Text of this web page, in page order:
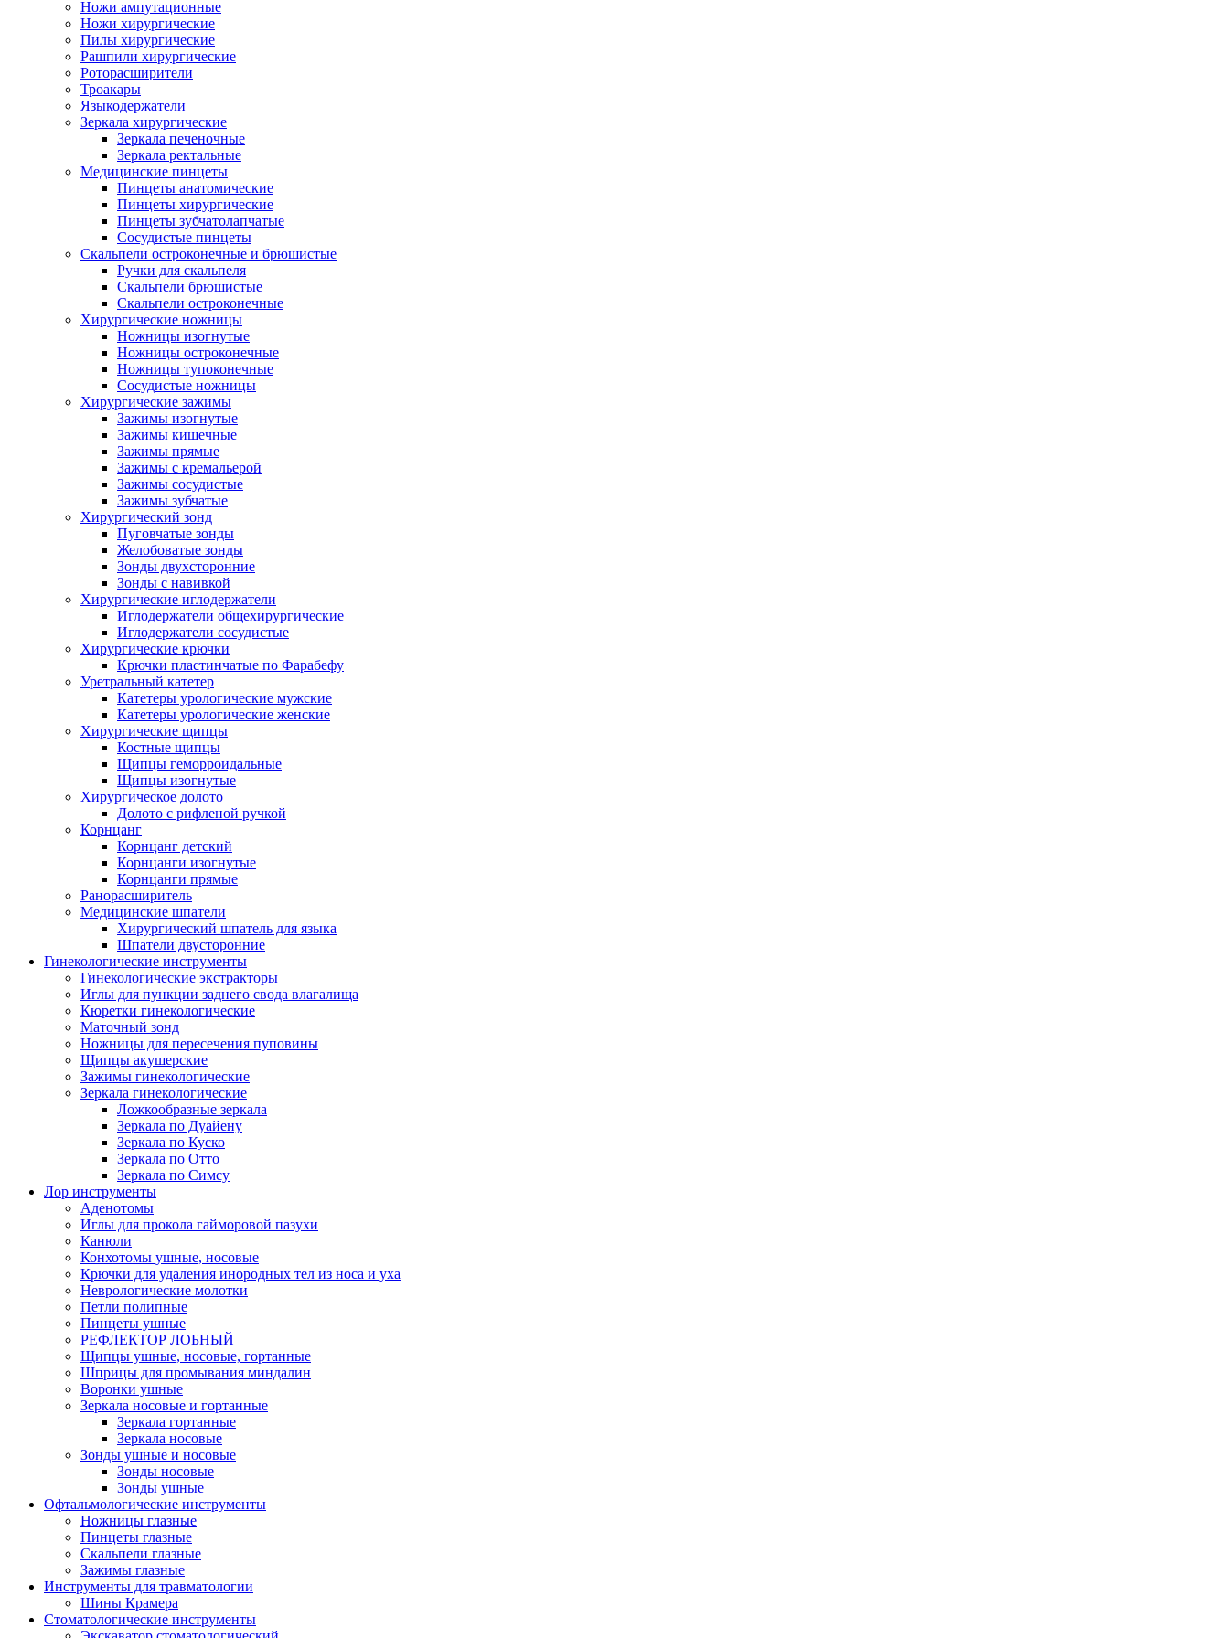
Ножи ампутационные
Ножи хирургические
Пилы хирургические
Рашпили хирургические
Роторасширители
Троакары
Языкодержатели
Зеркала хирургические
Зеркала печеночные
Зеркала ректальные
Медицинские пинцеты
Пинцеты анатомические
Пинцеты хирургические
Пинцеты зубчатолапчатые
Сосудистые пинцеты
Скальпели остроконечные и брюшистые
Ручки для скальпеля
Скальпели брюшистые
Скальпели остроконечные
Хирургические ножницы
Ножницы изогнутые
Ножницы остроконечные
Ножницы тупоконечные
Сосудистые ножницы
Хирургические зажимы
Зажимы изогнутые
Зажимы кишечные
Зажимы прямые
Зажимы с кремальерой
Зажимы сосудистые
Зажимы зубчатые
Хирургический зонд
Пуговчатые зонды
Желобоватые зонды
Зонды двухсторонние
Зонды с навивкой
Хирургические иглодержатели
Иглодержатели общехирургические
Иглодержатели сосудистые
Хирургические крючки
Крючки пластинчатые по Фарабефу
Уретральный катетер
Катетеры урологические мужские
Катетеры урологические женские
Хирургические щипцы
Костные щипцы
Щипцы геморроидальные
Щипцы изогнутые
Хирургическое долото
Долото с рифленой ручкой
Корнцанг
Корнцанг детский
Корнцанги изогнутые
Корнцанги прямые
Ранорасширитель
Медицинские шпатели
Хирургический шпатель для языка
Шпатели двусторонние
Гинекологические инструменты
Гинекологические экстракторы
Иглы для пункции заднего свода влагалища
Кюретки гинекологические
Маточный зонд
Ножницы для пересечения пуповины
Щипцы акушерские
Зажимы гинекологические
Зеркала гинекологические
Ложкообразные зеркала
Зеркала по Дуайену
Зеркала по Куско
Зеркала по Отто
Зеркала по Симсу
Лор инструменты
Аденотомы
Иглы для прокола гайморовой пазухи
Канюли
Конхотомы ушные, носовые
Крючки для удаления инородных тел из носа и уха
Неврологические молотки
Петли полипные
Пинцеты ушные
РЕФЛЕКТОР ЛОБНЫЙ
Щипцы ушные, носовые, гортанные
Шприцы для промывания миндалин
Воронки ушные
Зеркала носовые и гортанные
Зеркала гортанные
Зеркала носовые
Зонды ушные и носовые
Зонды носовые
Зонды ушные
Офтальмологические инструменты
Ножницы глазные
Пинцеты глазные
Скальпели глазные
Зажимы глазные
Инструменты для травматологии
Шины Крамера
Стоматологические инструменты